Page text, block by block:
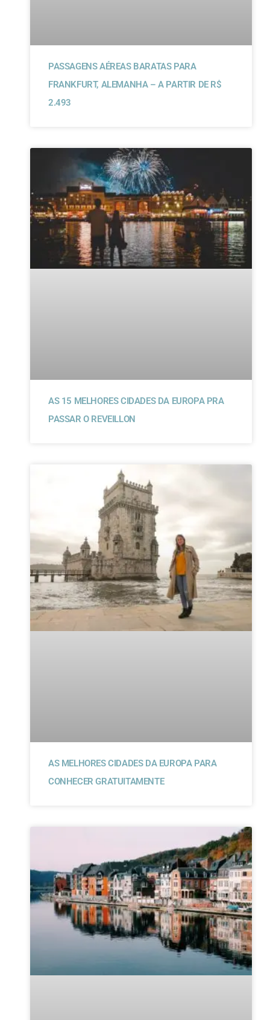
PASSAGENS AÉREAS BARATAS PARA
FRANKFURT, ALEMANHA – A PARTIR DE R$
2.493
AS 15 MELHORES CIDADES DA EUROPA PRA
PASSAR O REVEILLON
AS MELHORES CIDADES DA EUROPA PARA
CONHECER GRATUITAMENTE